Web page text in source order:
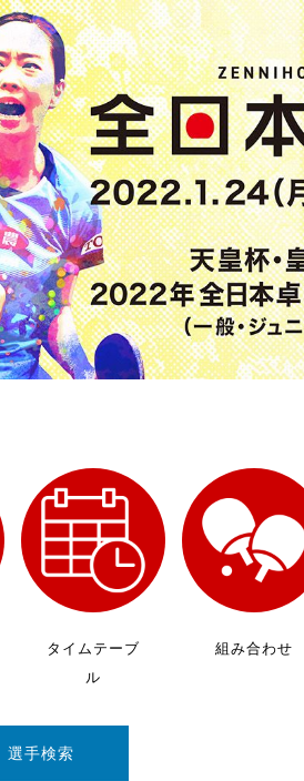
タイムテーブ
ル
組み合わせ
選手検索